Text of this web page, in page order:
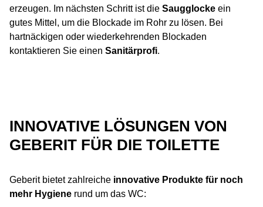
erzeugen. Im nächsten Schritt ist die Saugglocke ein
gutes Mittel, um die Blockade im Rohr zu lösen. Bei
hartnäckigen oder wiederkehrenden Blockaden
kontaktieren Sie einen Sanitärprofi.
INNOVATIVE LÖSUNGEN VON
GEBERIT FÜR DIE TOILETTE
Geberit bietet zahlreiche innovative Produkte für noch
mehr Hygiene rund um das WC: